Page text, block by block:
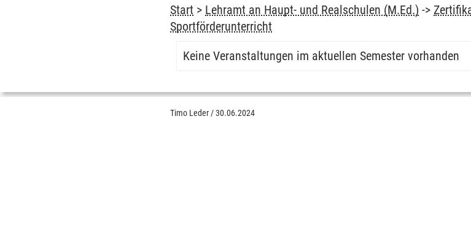
Start > Lehramt an Haupt- und Realschulen (M.Ed.) ->
Sportförderunterricht
Keine Veranstaltungen im aktuellen Semester vorhanden
Timo Leder /30.06.2024